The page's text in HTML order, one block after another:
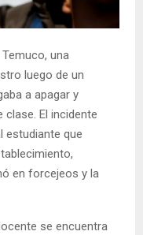
una
luego de un
a apagar y
clase. El incidente
estudiante que
en forcejeos y la
se encuentra